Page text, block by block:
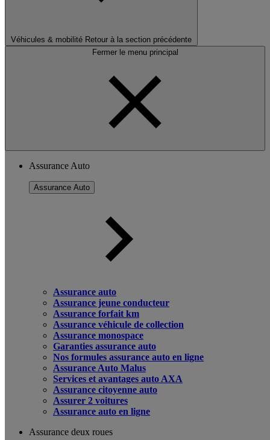
Véhicules & mobilité Retour à la section précédente
Fermer le menu principal
Assurance Auto
Assurance Auto
Assurance auto
Assurance jeune conducteur
Assurance forfait km
Assurance véhicule de collection
Assurance monospace
Garanties assurance auto
Nos formules assurance auto en ligne
Assurance Auto Malus
Services et avantages auto AXA
Assurance citoyenne auto
Assurer 2 voitures
Assurance auto en ligne
Assurance deux roues